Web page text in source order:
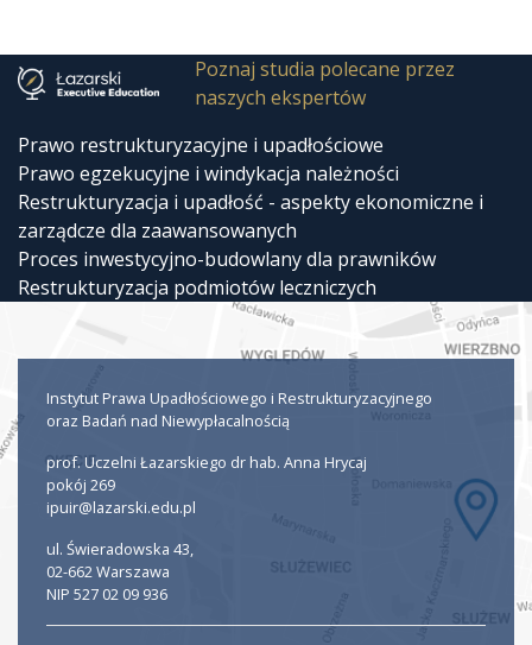
Poznaj studia polecane przez
naszych ekspertów
Prawo restrukturyzacyjne i upadłościowe
Prawo egzekucyjne i windykacja należności
Restrukturyzacja i upadłość - aspekty ekonomiczne i
zarządcze dla zaawansowanych
Proces inwestycyjno-budowlany dla prawników
Restrukturyzacja podmiotów leczniczych
Instytut Prawa Upadłościowego i Restrukturyzacyjnego
oraz Badań nad Niewypłacalnością
prof. Uczelni Łazarskiego dr hab. Anna Hrycaj
pokój 269
ipuir@lazarski.edu.pl
ul. Świeradowska 43,
02-662 Warszawa
NIP 527 02 09 936